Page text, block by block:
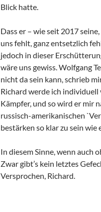
Blick hatte.
Dass er – wie seit 2017
uns fehlt, ganz entsetzlich
jedoch in dieser
wäre uns gewiss. Wolfgang
nicht da sein kann, schrieb
Richard werde ich
Kämpfer, und so wird er mir
russisch-amerikanischen
bestärken so klar zu sein wie
In diesem Sinne, wenn auch
Zwar gibt’s kein letztes
Versprochen, Richard.